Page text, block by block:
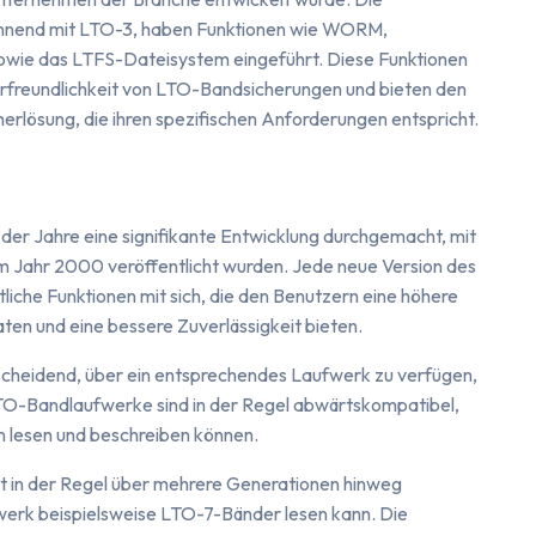
mit LTO-3, haben Funktionen wie WORM,
das LTFS-Dateisystem eingeführt. Diese Funktionen
von LTO-Bandsicherungen und bieten den
die ihren spezifischen Anforderungen entspricht.
Jahre eine signifikante Entwicklung durchgemacht, mit
Jahr 2000 veröffentlicht wurden. Jede neue Version des
Funktionen mit sich, die den Benutzern eine höhere
und eine bessere Zuverlässigkeit bieten.
über ein entsprechendes Laufwerk zu verfügen,
Bandlaufwerke sind in der Regel abwärtskompatibel,
und beschreiben können.
der Regel über mehrere Generationen hinweg
beispielsweise LTO-7-Bänder lesen kann. Die